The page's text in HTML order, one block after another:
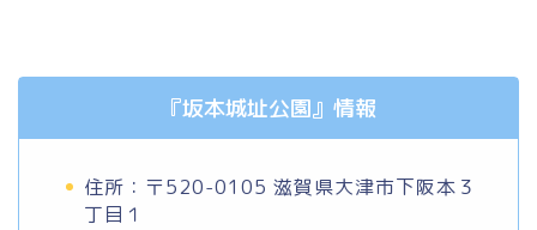
『坂本城址公園』情報
住所：〒520-0105 滋賀県大津市下阪本３
丁目１